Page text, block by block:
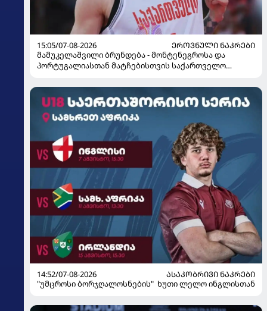
15:05/07-08-2026
ᲔᲠᲝᲕᲜᲣᲚᲘ ᲜᲐᲙᲠᲔᲑᲘ
მამუკელაშვილი ბრუნდება - მონტენეგროსა და
პორტუგალიასთან მატჩებისთვის საქართველო
14:52/07-08-2026
ᲐᲡᲐᲙᲝᲑᲠᲘᲕᲘ ᲜᲐᲙᲠᲔᲑᲘ
"უმცროსი ბორჯღალოსნების" ხუთი ლელო ინგლისთან